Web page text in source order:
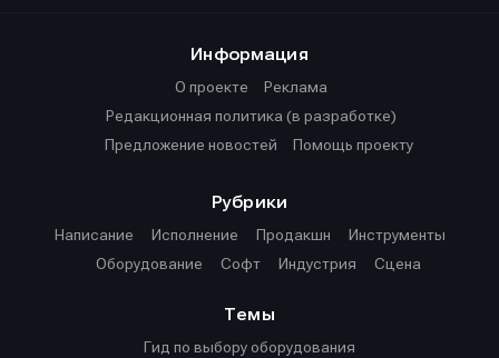
Информация
О проекте
Реклама
Редакционная политика (в разработке)
Предложение новостей
Помощь проекту
Рубрики
Написание
Исполнение Продакшн
Инструменты
Оборудование
Софт Индустрия Сцена
Темы
Гид по выбору оборудования